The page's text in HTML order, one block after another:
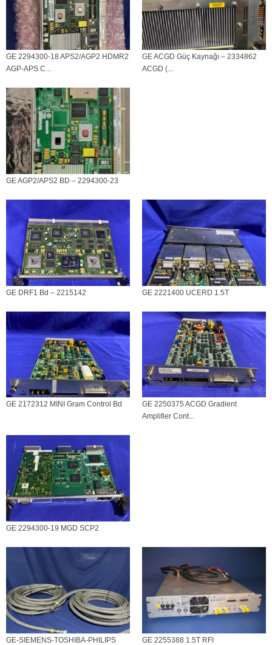
GE 2294300-18 APS2/AGP2 HDMR2
AGP-APS C...
GE ACGD Güç Kaynağı – 2334862
ACGD (...
GE AGP2/APS2 BD – 2294300-23
GE DRF1 Bd – 2215142 GE 2221400 UCERD 1.5T
GE 2172312 MINI Gram Control Bd
GE 2250375 ACGD Gradient
Amplifier Cont...
GE 2294300-19 MGD SCP2
GE-SIEMENS-TOSHIBA-PHILIPS
GE 2255388 1.5T RFI